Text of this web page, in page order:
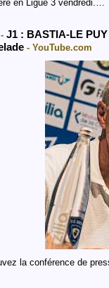
en Ligue 3 vendredi.…
J1 : BASTIA-LE
- YouTube.com
la conférence de